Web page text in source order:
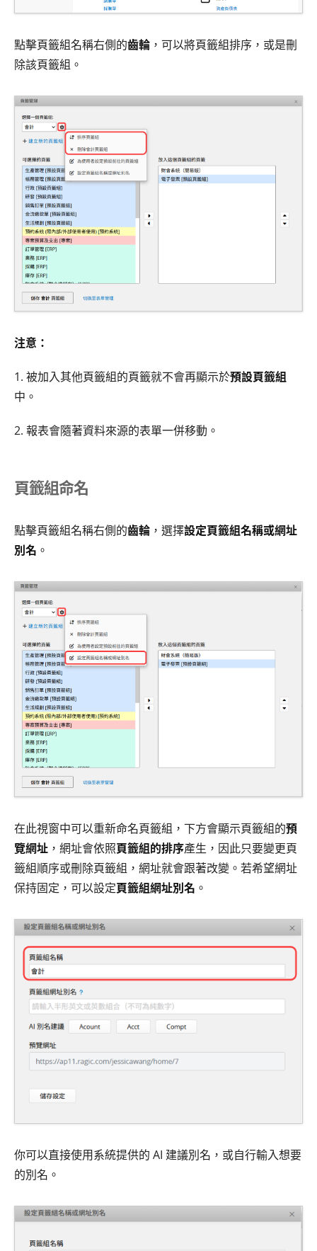
點擊頁籤組名稱右側的齒輪 ，可以將頁籤組排序，或是刪
除該頁籤組。
注意：
1. 被加入其他頁籤組的頁籤就不會再顯示於預設頁籤組
中。
2. 報表會隨著資料來源的表單一併移動。
頁籤組命名
點擊頁籤組名稱右側的齒輪 ，選擇設定頁籤組名稱或網址
別名 。
在此視窗中可以重新命名頁籤組，下方會顯示頁籤組的預
覽網址 ，網址會依照頁籤組的排序產生，因此只要變更頁
籤組順序或刪除頁籤組，網址就會跟著改變。若希望網址
保持固定，可以設定頁籤組網址別名 。
你可以直接使用系統提供的 AI 建議別名，或自行輸入想要
的別名。